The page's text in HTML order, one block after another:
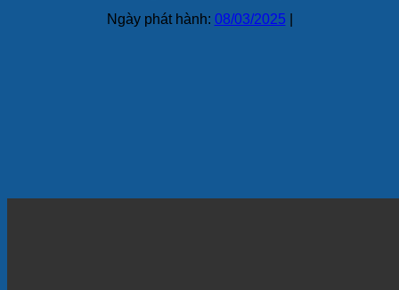
Ngày phát hành: 08/03/2025